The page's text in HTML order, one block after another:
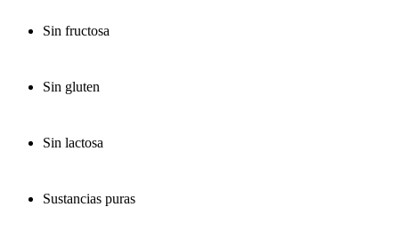
Sin fructosa
Sin gluten
Sin lactosa
Sustancias puras